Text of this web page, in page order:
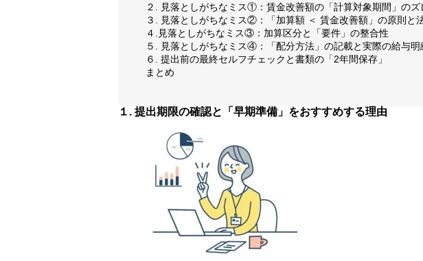
２. 見落としがちなミス①：賃金改善額の「計算対象期間」のズ
３. 見落としがちなミス②：「加算額 ＜ 賃金改善額」の原則と
４.見落としがちなミス③：加算区分と「要件」の整合性
５. 見落としがちなミス④：「配分方法」の記載と実際の給与明
６. 提出前の最終セルフチェックと書類の「2年間保存」
まとめ
１. 提出期限の確認と「早期準備」をおすすめする理由